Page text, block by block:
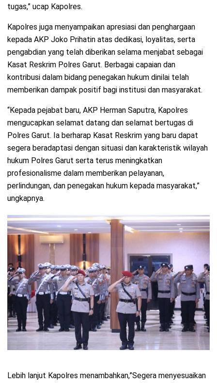
tugas,” ucap Kapolres.
Kapolres juga menyampaikan apresiasi dan penghargaan
kepada AKP Joko Prihatin atas dedikasi, loyalitas, serta
pengabdian yang telah diberikan selama menjabat sebagai
Kasat Reskrim Polres Garut. Berbagai capaian dan
kontribusi dalam bidang penegakan hukum dinilai telah
memberikan dampak positif bagi institusi dan masyarakat.
“Kepada pejabat baru, AKP Herman Saputra, Kapolres
mengucapkan selamat datang dan selamat bertugas di
Polres Garut. Ia berharap Kasat Reskrim yang baru dapat
segera beradaptasi dengan situasi dan karakteristik wilayah
hukum Polres Garut serta terus meningkatkan
profesionalisme dalam memberikan pelayanan,
perlindungan, dan penegakan hukum kepada masyarakat,”
ungkapnya.
Lebih lanjut Kapolres menambahkan,”Segera menyesuaikan